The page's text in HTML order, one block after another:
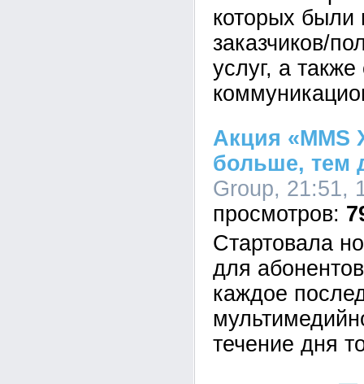
которых были
заказчиков/
услуг, а
Акция «MMS
больше, тем
Group, 21:51,
Стартовала
для
каждое
течение дня